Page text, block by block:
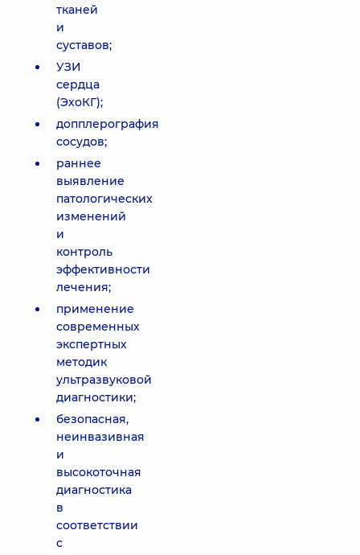
тканей
и
суставов;
УЗИ
сердца
(ЭхоКГ);
допплерография
сосудов;
раннее
выявление
патологических
изменений
и
контроль
эффективности
лечения;
применение
современных
экспертных
методик
ультразвуковой
диагностики;
безопасная,
неинвазивная
и
высокоточная
диагностика
в
соответствии
с